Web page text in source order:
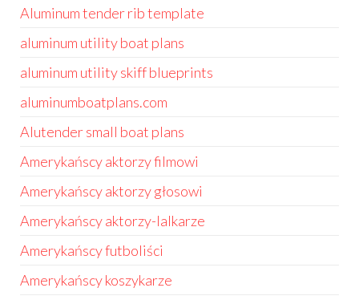
Aluminum tender rib template
aluminum utility boat plans
aluminum utility skiff blueprints
aluminumboatplans.com
Alutender small boat plans
Amerykańscy aktorzy filmowi
Amerykańscy aktorzy głosowi
Amerykańscy aktorzy-lalkarze
Amerykańscy futboliści
Amerykańscy koszykarze